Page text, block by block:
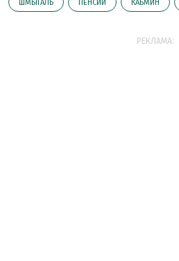
ШМЫГАЛЬ ПЕНСИИ КАБМИН
РЕКЛАМА: